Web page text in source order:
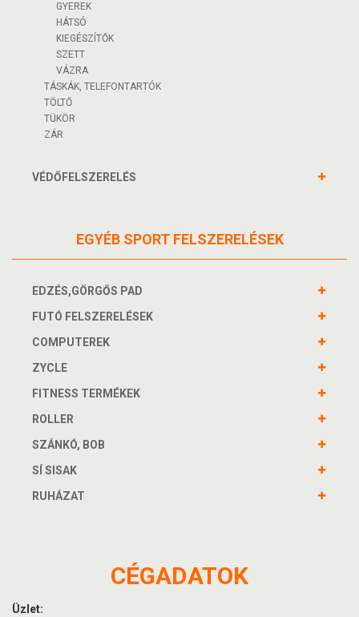
GYEREK
HÁTSÓ
KIEGÉSZÍTŐK
SZETT
VÁZRA
TÁSKÁK, TELEFONTARTÓK
TÖLTŐ
TÜKÖR
ZÁR
VÉDŐFELSZERELÉS
EGYÉB SPORT FELSZERELÉSEK
EDZÉS,GÖRGŐS PAD
FUTÓ FELSZERELÉSEK
COMPUTEREK
ZYCLE
FITNESS TERMÉKEK
ROLLER
SZÁNKÓ, BOB
SÍ SISAK
RUHÁZAT
CÉGADATOK
Üzlet: